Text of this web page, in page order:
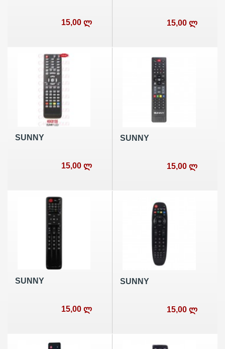
15,00 ლ 15,00 ლ
SUNNY
15,00 ლ
SUNNY
15,00 ლ
SUNNY
15,00 ლ
SUNNY
15,00 ლ